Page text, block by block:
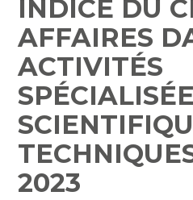
INDICE DU
AFFAIRES
ACTIVITÉS
2023